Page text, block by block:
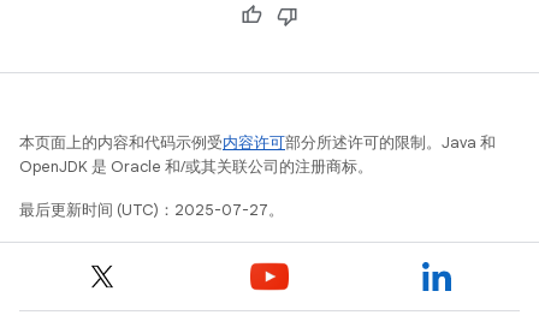
本页面上的内容和代码示例受内容许可部分所述许可的限制。Java 和
OpenJDK 是 Oracle 和/或其关联公司的注册商标。
最后更新时间 (UTC)：2025-07-27。